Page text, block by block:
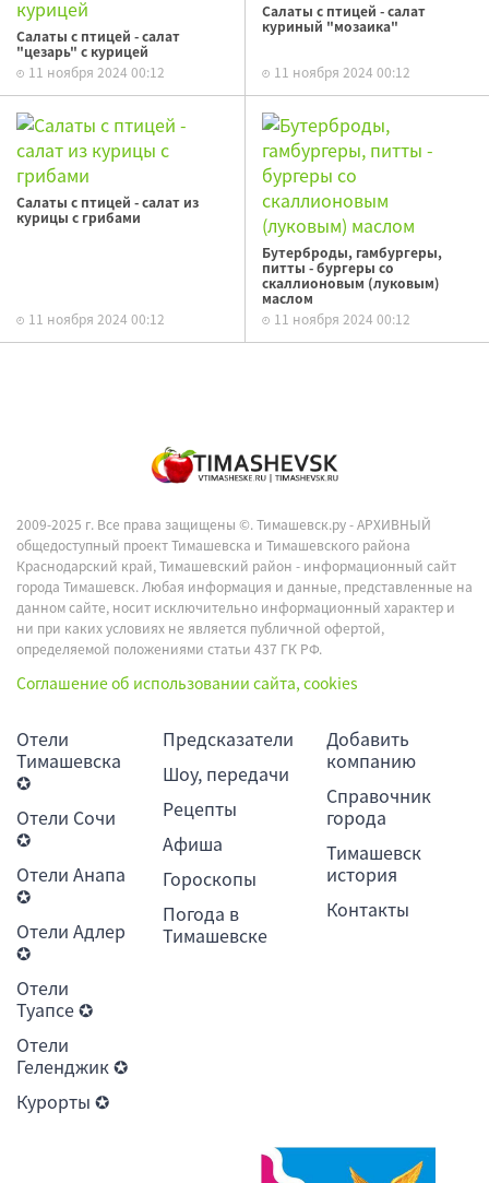
Салаты с птицей - салат
"цезарь" с курицей
11 ноября 2024 00:12
Салаты с птицей - салат
куриный "мозаика"
11 ноября 2024 00:12
Салаты с птицей - салат из
курицы с грибами
11 ноября 2024 00:12
Бутерброды, гамбургеры,
питты - бургеры со
скаллионовым (луковым)
маслом
11 ноября 2024 00:12
2009-2025 г. Все права защищены ©.Тимашевск.ру - АРХИВНЫЙ
общедоступный проект Тимашевска и Тимашевского района
Краснодарский край, Тимашевский район - информационный сайт
города Тимашевск. Любая информация и данные, представленные на
данном сайте, носит исключительно информационный характер и
ни при каких условиях не является публичной офертой,
определяемой положениями статьи 437 ГК РФ.
Соглашение об использовании сайта, cookies
Отели
Тимашевска
✪
Отели Сочи
✪
Отели Анапа
✪
Отели Адлер
✪
Отели
Туапсе ✪
Отели
Геленджик ✪
Курорты ✪
Предсказатели
Шоу, передачи
Рецепты
Афиша
Гороскопы
Погода в
Тимашевске
Добавить
компанию
Справочник
города
Тимашевск
история
Контакты